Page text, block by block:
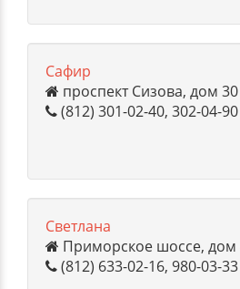
Сафир
проспект Сизова, дом
(812) 301-02-40, 302-04-90
Светлана
Приморское шоссе, дом
(812) 633-02-16, 980-03-33